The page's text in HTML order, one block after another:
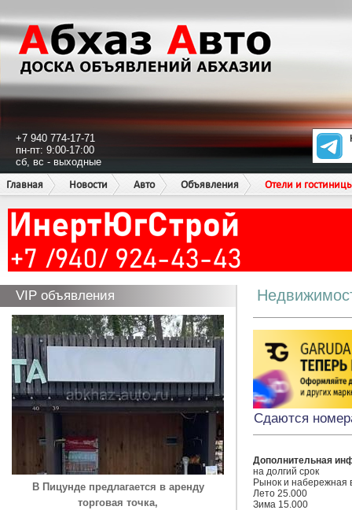
+7 940 774-17-71
пн-пт: 9:00-17:00
сб, вс - выходные
Главная
Новости Авто Объявления Отели и
VIP объявления
В Пицунде предлагается в аренду
торговая точка,
Сдаются
Дополнительная
на долгий срок
Рынок и набережная
Лето 25.000
Зима 15.000